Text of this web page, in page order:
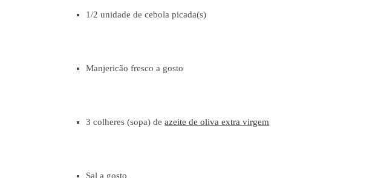
1/2 unidade de cebola picada(s)
Manjericão fresco a gosto
3 colheres (sopa) de azeite de oliva extra virgem
Sal a gosto